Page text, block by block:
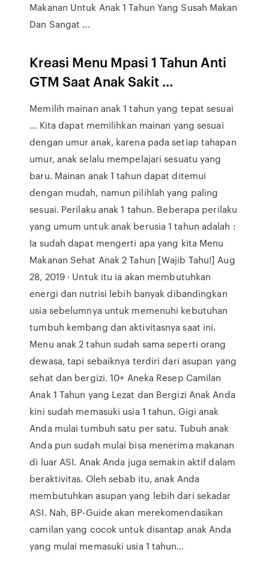
Makanan Untuk Anak 1 Tahun Yang Susah Makan
Dan Sangat ...
Kreasi Menu Mpasi 1 Tahun Anti
GTM Saat Anak Sakit ...
Memilih mainan anak 1 tahun yang tepat sesuai
... Kita dapat memilihkan mainan yang sesuai
dengan umur anak, karena pada setiap tahapan
umur, anak selalu mempelajari sesuatu yang
baru. Mainan anak 1 tahun dapat ditemui
dengan mudah, namun pilihlah yang paling
sesuai. Perilaku anak 1 tahun. Beberapa perilaku
yang umum untuk anak berusia 1 tahun adalah :
Ia sudah dapat mengerti apa yang kita Menu
Makanan Sehat Anak 2 Tahun [Wajib Tahu!] Aug
28, 2019 · Untuk itu ia akan membutuhkan
energi dan nutrisi lebih banyak dibandingkan
usia sebelumnya untuk memenuhi kebutuhan
tumbuh kembang dan aktivitasnya saat ini.
Menu anak 2 tahun sudah sama seperti orang
dewasa, tapi sebaiknya terdiri dari asupan yang
sehat dan bergizi. 10+ Aneka Resep Camilan
Anak 1 Tahun yang Lezat dan Bergizi Anak Anda
kini sudah memasuki usia 1 tahun. Gigi anak
Anda mulai tumbuh satu per satu. Tubuh anak
Anda pun sudah mulai bisa menerima makanan
di luar ASI. Anak Anda juga semakin aktif dalam
beraktivitas. Oleh sebab itu, anak Anda
membutuhkan asupan yang lebih dari sekadar
ASI. Nah, BP-Guide akan merekomendasikan
camilan yang cocok untuk disantap anak Anda
yang mulai memasuki usia 1 tahun…